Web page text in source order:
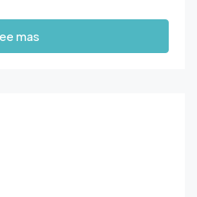
mas